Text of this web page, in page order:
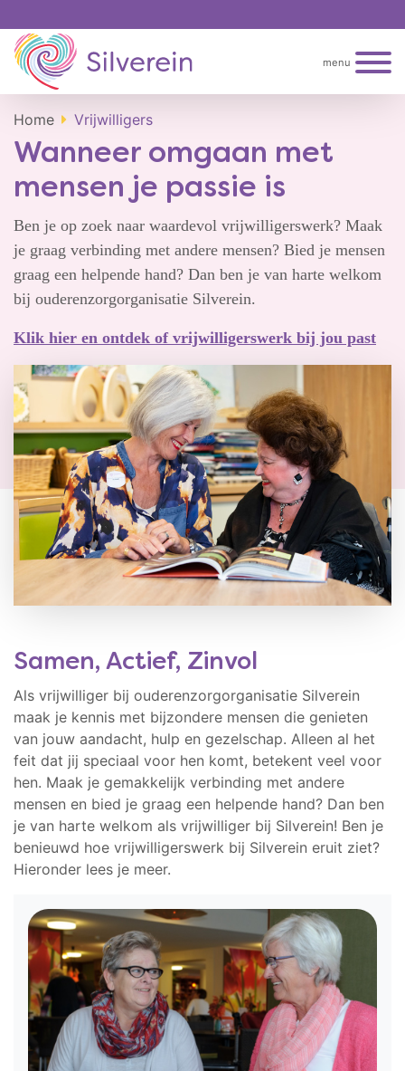
menu
Home Vrijwilligers
Wanneer omgaan met
mensen je passie is
Ben je op zoek naar waardevol vrijwilligerswerk? Maak
je graag verbinding met andere mensen? Bied je mensen
graag een helpende hand? Dan ben je van harte welkom
bij ouderenzorgorganisatie Silverein.
Klik hier en ontdek of vrijwilligerswerk bij jou past
Samen, Actief, Zinvol
Als vrijwilliger bij ouderenzorgorganisatie Silverein
maak je kennis met bijzondere mensen die genieten
van jouw aandacht, hulp en gezelschap. Alleen al het
feit dat jij speciaal voor hen komt, betekent veel voor
hen. Maak je gemakkelijk verbinding met andere
mensen en bied je graag een helpende hand? Dan ben
je van harte welkom als vrijwilliger bij Silverein! Ben je
benieuwd hoe vrijwilligerswerk bij Silverein eruit ziet?
Hieronder lees je meer.